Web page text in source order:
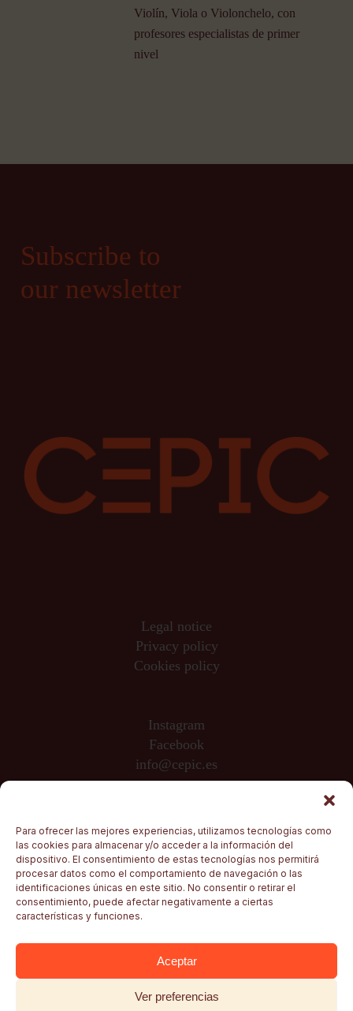
Para ofrecer las mejores experiencias, utilizamos tecnologías como
las cookies para almacenar y/o acceder a la información del
dispositivo. El consentimiento de estas tecnologías nos permitirá
procesar datos como el comportamiento de navegación o las
identificaciones únicas en este sitio. No consentir o retirar el
consentimiento, puede afectar negativamente a ciertas
características y funciones.
Aceptar
Ver preferencias
Violín, Viola o Violonchelo, con
profesores especialistas de primer
nivel
Subscribe to
our newsletter
Legal notice
Privacy policy
Cookies policy
Instagram
Facebook
info@cepic.es
Sponsored by
© CEPIC, Andrés Ortiz · Madrid, 2026